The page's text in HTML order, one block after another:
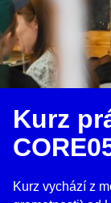
Kurz
Kurz vychází z